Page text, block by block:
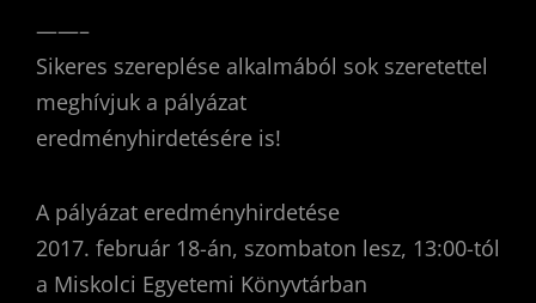
——–
Sikeres szereplése alkalmából sok szeretettel
meghívjuk a pályázat
eredményhirdetésére is!
A pályázat eredményhirdetése
2017. február 18-án, szombaton lesz, 13:00-tól
a Miskolci Egyetemi Könyvtárban